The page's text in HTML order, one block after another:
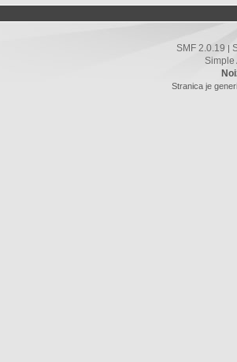
SMF 2.0.19 |
Simple
Stranica je